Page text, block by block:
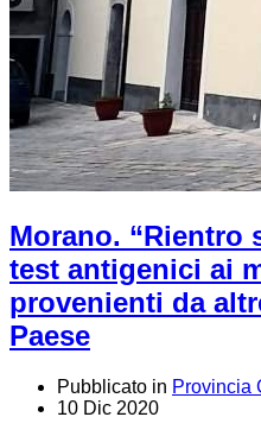
Morano. “Rientro
test antigenici ai
provenienti da
Paese
Pubblicato in Provincia
10 Dic 2020